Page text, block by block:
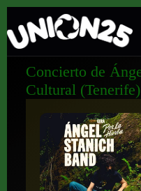
Concierto de
Cultural